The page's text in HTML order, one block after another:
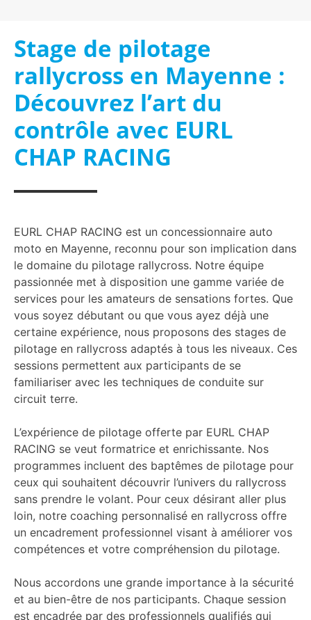
Stage de pilotage
rallycross en Mayenne :
Découvrez l’art du
contrôle avec EURL
CHAP RACING
EURL CHAP RACING est un concessionnaire auto
moto en Mayenne, reconnu pour son implication dans
le domaine du pilotage rallycross. Notre équipe
passionnée met à disposition une gamme variée de
services pour les amateurs de sensations fortes. Que
vous soyez débutant ou que vous ayez déjà une
certaine expérience, nous proposons des stages de
pilotage en rallycross adaptés à tous les niveaux. Ces
sessions permettent aux participants de se
familiariser avec les techniques de conduite sur
circuit terre.
L’expérience de pilotage offerte par EURL CHAP
RACING se veut formatrice et enrichissante. Nos
programmes incluent des baptêmes de pilotage pour
ceux qui souhaitent découvrir l’univers du rallycross
sans prendre le volant. Pour ceux désirant aller plus
loin, notre coaching personnalisé en rallycross offre
un encadrement professionnel visant à améliorer vos
compétences et votre compréhension du pilotage.
Nous accordons une grande importance à la sécurité
et au bien-être de nos participants. Chaque session
est encadrée par des professionnels qualifiés qui